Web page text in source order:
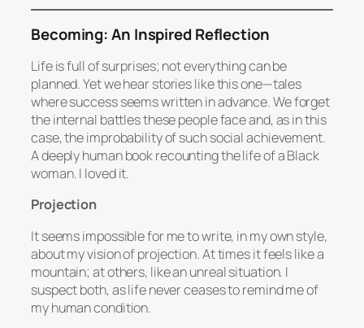
Becoming: An Inspired Reflection
Life is full of surprises; not everything can be
planned. Yet we hear stories like this one—tales
where success seems written in advance. We forget
the internal battles these people face and, as in this
case, the improbability of such social achievement.
A deeply human book recounting the life of a Black
woman. I loved it.
Projection
It seems impossible for me to write, in my own style,
about my vision of projection. At times it feels like a
mountain; at others, like an unreal situation. I
suspect both, as life never ceases to remind me of
my human condition.